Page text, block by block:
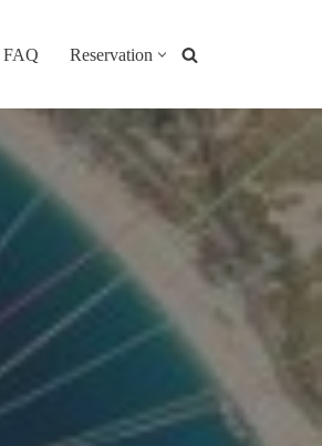
FAQ Reservation